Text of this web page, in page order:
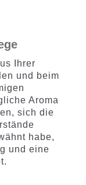
Ihrer
und beim
Aroma
sich die
habe,
und eine